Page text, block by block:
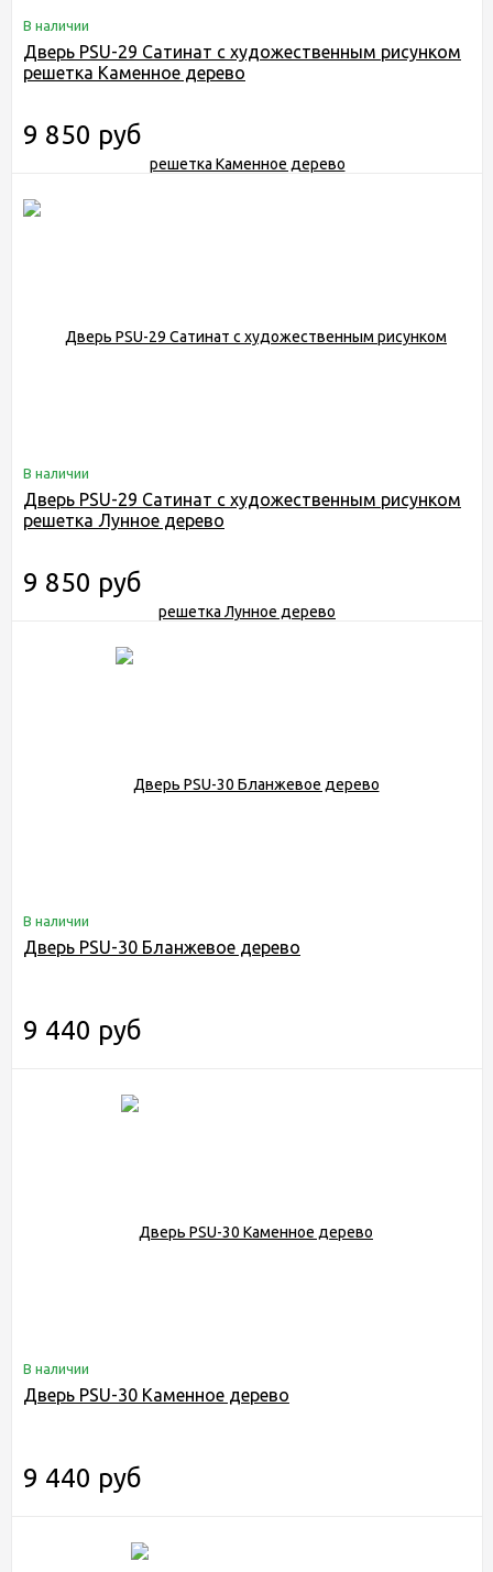
В наличии
Дверь PSU-29 Сатинат с художественным рисунком
решетка Каменное дерево
9 850 руб
В наличии
Дверь PSU-29 Сатинат с художественным рисунком
решетка Лунное дерево
9 850 руб
В наличии
Дверь PSU-30 Бланжевое дерево
9 440 руб
В наличии
Дверь PSU-30 Каменное дерево
9 440 руб